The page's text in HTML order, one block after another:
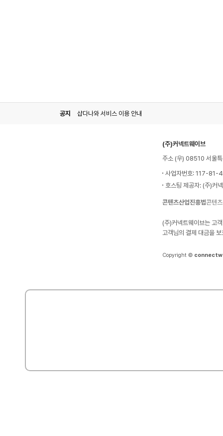
공지 샵다나와 서비스 이용 안내
(주)커넥트웨이브
주소 (우) 08510 서울
사업자번호: 117-81-
호스팅 제공자: (주)커
콘텐츠산업진흥법콘텐
(주)커넥트웨이브는 고
고객님의 결제 대금을
Copyright ©